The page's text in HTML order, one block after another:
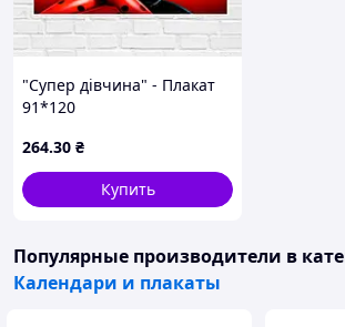
"Супер дівчина" - Плакат
91*120
264.30 ₴
Купить
Популярные производители в
Календари и плакаты